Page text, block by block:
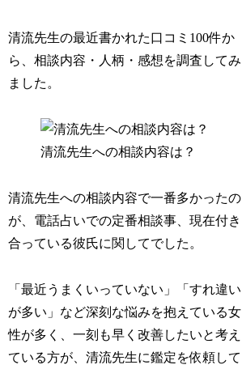
清流先生の最近書かれた口コミ100件か
ら、相談内容・人柄・感想を調査してみ
ました。
清流先生への相談内容は？
清流先生への相談内容で一番多かったの
が、電話占いでの定番相談事、現在付き
合っている彼氏に関してでした。
「最近うまくいっていない」「すれ違い
が多い」など深刻な悩みを抱えている女
性が多 く、一刻も早く改善したいと考え
ている方が、清流先生に鑑定を依頼して